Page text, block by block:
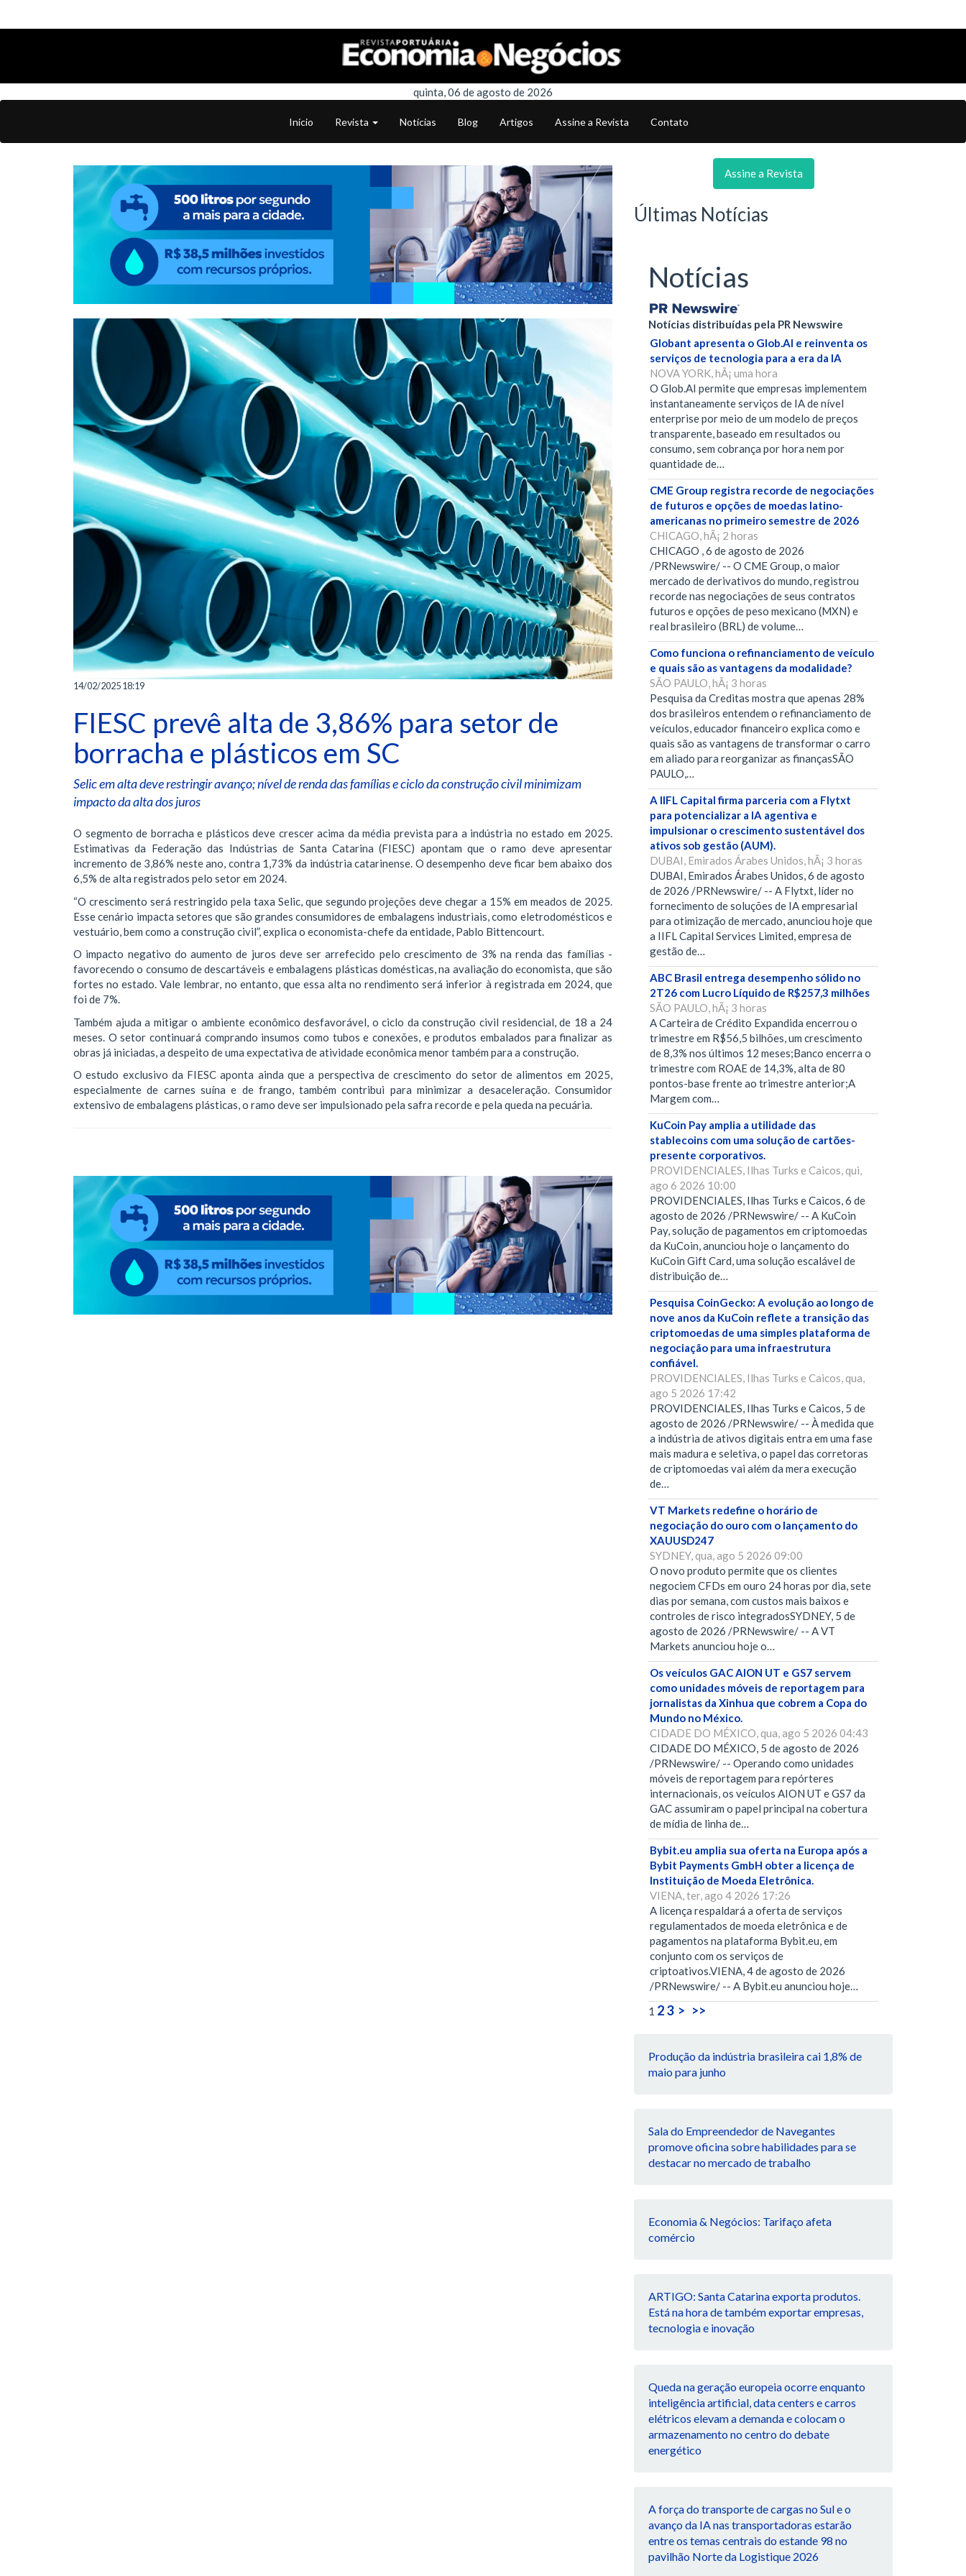
quinta, 06 de agosto de 2026
Início Revista Notícias Blog Artigos Assine a Revista Contato
14/02/2025 18:19
FIESC prevê alta de 3,86% para setor de
borracha e plásticos em SC
Selic em alta deve restringir avanço; nível de renda das famílias e ciclo da construção civil minimizam
impacto da alta dos juros
O segmento de borracha e plásticos deve crescer acima da média prevista para a indústria no estado em 2025.
Estimativas da Federação das Indústrias de Santa Catarina (FIESC) apontam que o ramo deve apresentar
incremento de 3,86% neste ano, contra 1,73% da indústria catarinense. O desempenho deve ficar bem abaixo dos
6,5% de alta registrados pelo setor em 2024.
“O crescimento será restringido pela taxa Selic, que segundo projeções deve chegar a 15% em meados de 2025.
Esse cenário impacta setores que são grandes consumidores de embalagens industriais, como eletrodomésticos e
vestuário, bem como a construção civil”, explica o economista-chefe da entidade, Pablo Bittencourt.
O impacto negativo do aumento de juros deve ser arrefecido pelo crescimento de 3% na renda das famílias -
favorecendo o consumo de descartáveis e embalagens plásticas domésticas, na avaliação do economista, que são
fortes no estado. Vale lembrar, no entanto, que essa alta no rendimento será inferior à registrada em 2024, que
foi de 7%.
Também ajuda a mitigar o ambiente econômico desfavorável, o ciclo da construção civil residencial, de 18 a 24
meses. O setor continuará comprando insumos como tubos e conexões, e produtos embalados para finalizar as
obras já iniciadas, a despeito de uma expectativa de atividade econômica menor também para a construção.
O estudo exclusivo da FIESC aponta ainda que a perspectiva de crescimento do setor de alimentos em 2025,
especialmente de carnes suína e de frango, também contribui para minimizar a desaceleração. Consumidor
extensivo de embalagens plásticas, o ramo deve ser impulsionado pela safra recorde e pela queda na pecuária.
Assine a Revista
Últimas Notícias
Notícias
Notícias distribuídas pela PR Newswire
Globant apresenta o Glob.AI e reinventa os
serviços de tecnologia para a era da IA
NOVA YORK, hÃ¡ uma hora
O Glob.AI permite que empresas implementem
instantaneamente serviços de IA de nível
enterprise por meio de um modelo de preços
transparente, baseado em resultados ou
consumo, sem cobrança por hora nem por
quantidade de…
CME Group registra recorde de negociações
de futuros e opções de moedas latino-
americanas no primeiro semestre de 2026
CHICAGO, hÃ¡ 2 horas
CHICAGO , 6 de agosto de 2026
/PRNewswire/ -- O CME Group, o maior
mercado de derivativos do mundo, registrou
recorde nas negociações de seus contratos
futuros e opções de peso mexicano (MXN) e
real brasileiro (BRL) de volume…
Como funciona o refinanciamento de veículo
e quais são as vantagens da modalidade?
SÃO PAULO, hÃ¡ 3 horas
Pesquisa da Creditas mostra que apenas 28%
dos brasileiros entendem o refinanciamento de
veículos, educador financeiro explica como e
quais são as vantagens de transformar o carro
em aliado para reorganizar as finançasSÃO
PAULO,…
A IIFL Capital firma parceria com a Flytxt
para potencializar a IA agentiva e
impulsionar o crescimento sustentável dos
ativos sob gestão (AUM).
DUBAI, Emirados Árabes Unidos, hÃ¡ 3 horas
DUBAI, Emirados Árabes Unidos, 6 de agosto
de 2026 /PRNewswire/ -- A Flytxt, líder no
fornecimento de soluções de IA empresarial
para otimização de mercado, anunciou hoje que
a IIFL Capital Services Limited, empresa de
gestão de…
ABC Brasil entrega desempenho sólido no
2T26 com Lucro Líquido de R$257,3 milhões
SÃO PAULO, hÃ¡ 3 horas
A Carteira de Crédito Expandida encerrou o
trimestre em R$56,5 bilhões, um crescimento
de 8,3% nos últimos 12 meses;Banco encerra o
trimestre com ROAE de 14,3%, alta de 80
pontos-base frente ao trimestre anterior;A
Margem com…
KuCoin Pay amplia a utilidade das
stablecoins com uma solução de cartões-
presente corporativos.
PROVIDENCIALES, Ilhas Turks e Caicos, qui,
ago 6 2026 10:00
PROVIDENCIALES, Ilhas Turks e Caicos, 6 de
agosto de 2026 /PRNewswire/ -- A KuCoin
Pay, solução de pagamentos em criptomoedas
da KuCoin, anunciou hoje o lançamento do
KuCoin Gift Card, uma solução escalável de
distribuição de…
Pesquisa CoinGecko: A evolução ao longo de
nove anos da KuCoin reflete a transição das
criptomoedas de uma simples plataforma de
negociação para uma infraestrutura
confiável.
PROVIDENCIALES, Ilhas Turks e Caicos, qua,
ago 5 2026 17:42
PROVIDENCIALES, Ilhas Turks e Caicos, 5 de
agosto de 2026 /PRNewswire/ -- À medida que
a indústria de ativos digitais entra em uma fase
mais madura e seletiva, o papel das corretoras
de criptomoedas vai além da mera execução
de…
VT Markets redefine o horário de
negociação do ouro com o lançamento do
XAUUSD247
SYDNEY, qua, ago 5 2026 09:00
O novo produto permite que os clientes
negociem CFDs em ouro 24 horas por dia, sete
dias por semana, com custos mais baixos e
controles de risco integradosSYDNEY, 5 de
agosto de 2026 /PRNewswire/ -- A VT
Markets anunciou hoje o…
Os veículos GAC AION UT e GS7 servem
como unidades móveis de reportagem para
jornalistas da Xinhua que cobrem a Copa do
Mundo no México.
CIDADE DO MÉXICO, qua, ago 5 2026 04:43
CIDADE DO MÉXICO, 5 de agosto de 2026
/PRNewswire/ -- Operando como unidades
móveis de reportagem para repórteres
internacionais, os veículos AION UT e GS7 da
GAC assumiram o papel principal na cobertura
de mídia de linha de…
Bybit.eu amplia sua oferta na Europa após a
Bybit Payments GmbH obter a licença de
Instituição de Moeda Eletrônica.
VIENA, ter, ago 4 2026 17:26
A licença respaldará a oferta de serviços
regulamentados de moeda eletrônica e de
pagamentos na plataforma Bybit.eu, em
conjunto com os serviços de
criptoativos.VIENA, 4 de agosto de 2026
/PRNewswire/ -- A Bybit.eu anunciou hoje…
1 23 > >>
Produção da indústria brasileira cai 1,8% de
maio para junho
Sala do Empreendedor de Navegantes
promove oficina sobre habilidades para se
destacar no mercado de trabalho
Economia & Negócios: Tarifaço afeta
comércio
ARTIGO: Santa Catarina exporta produtos.
Está na hora de também exportar empresas,
tecnologia e inovação
Queda na geração europeia ocorre enquanto
inteligência artificial, data centers e carros
elétricos elevam a demanda e colocam o
armazenamento no centro do debate
energético
A força do transporte de cargas no Sul e o
avanço da IA nas transportadoras estarão
entre os temas centrais do estande 98 no
pavilhão Norte da Logistique 2026